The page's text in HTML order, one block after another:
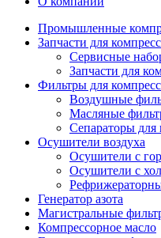
Промышленные
Запчасти для
Сервисные
Запчасти для
Фильтры для
Воздушные
Масляные
Сепараторы для
Осушители воздуха
Осушители с
Осушители с
Генератор азота
Магистральные
Компрессорное масло